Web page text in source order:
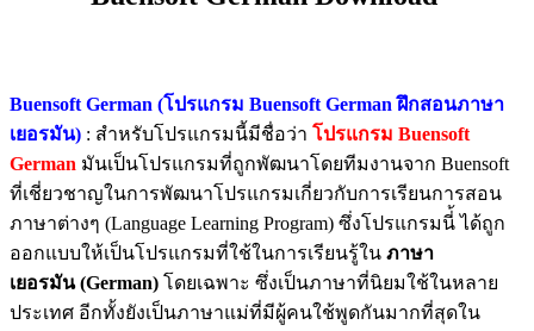
Buensoft German (โปรแกรม Buensoft German ฝึกสอนภาษา
เยอรมัน) : สำหรับโปรแกรมนี้มีชื่อว่า โปรแกรม Buensoft
German มันเป็นโปรแกรมที่ถูกพัฒนาโดยทีมงานจาก Buensoft
ที่เชี่ยวชาญในการพัฒนาโปรแกรมเกี่ยวกับการเรียนการสอน
ภาษาต่างๆ (Language Learning Program) ซึ่งโปรแกรมนี่้ ได้ถูก
ออกแบบให้เป็นโปรแกรมที่ใช้ในการเรียนรู้ใน ภาษา
เยอรมัน (German) โดยเฉพาะ ซึ่งเป็นภาษาที่นิยมใช้ในหลาย
ประเทศ อีกทั้งยังเป็นภาษาแม่ที่มีผู้คนใช้พูดกันมากที่สุดใน